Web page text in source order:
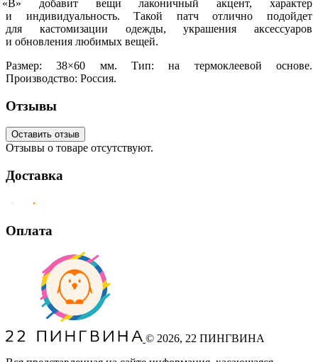
«B» добавит вещи лаконичный акцент, характер
и индивидуальность. Такой патч отлично подойдет
для кастомизации одежды, украшения аксессуаров
и обновления любимых вещей.
Размер: 38×60 мм. Тип: на термоклеевой основе.
Производство: Россия.
Отзывы
Оставить отзыв
Отзывы о товаре отсутствуют.
Доставка
Оплата
© 2026, 22 ПИНГВИНА